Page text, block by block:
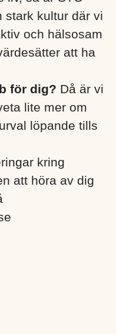
stark kultur där vi
och hälsosam
att ha
för dig? Då är vi
lite mer om
löpande tills
kring
att höra av dig